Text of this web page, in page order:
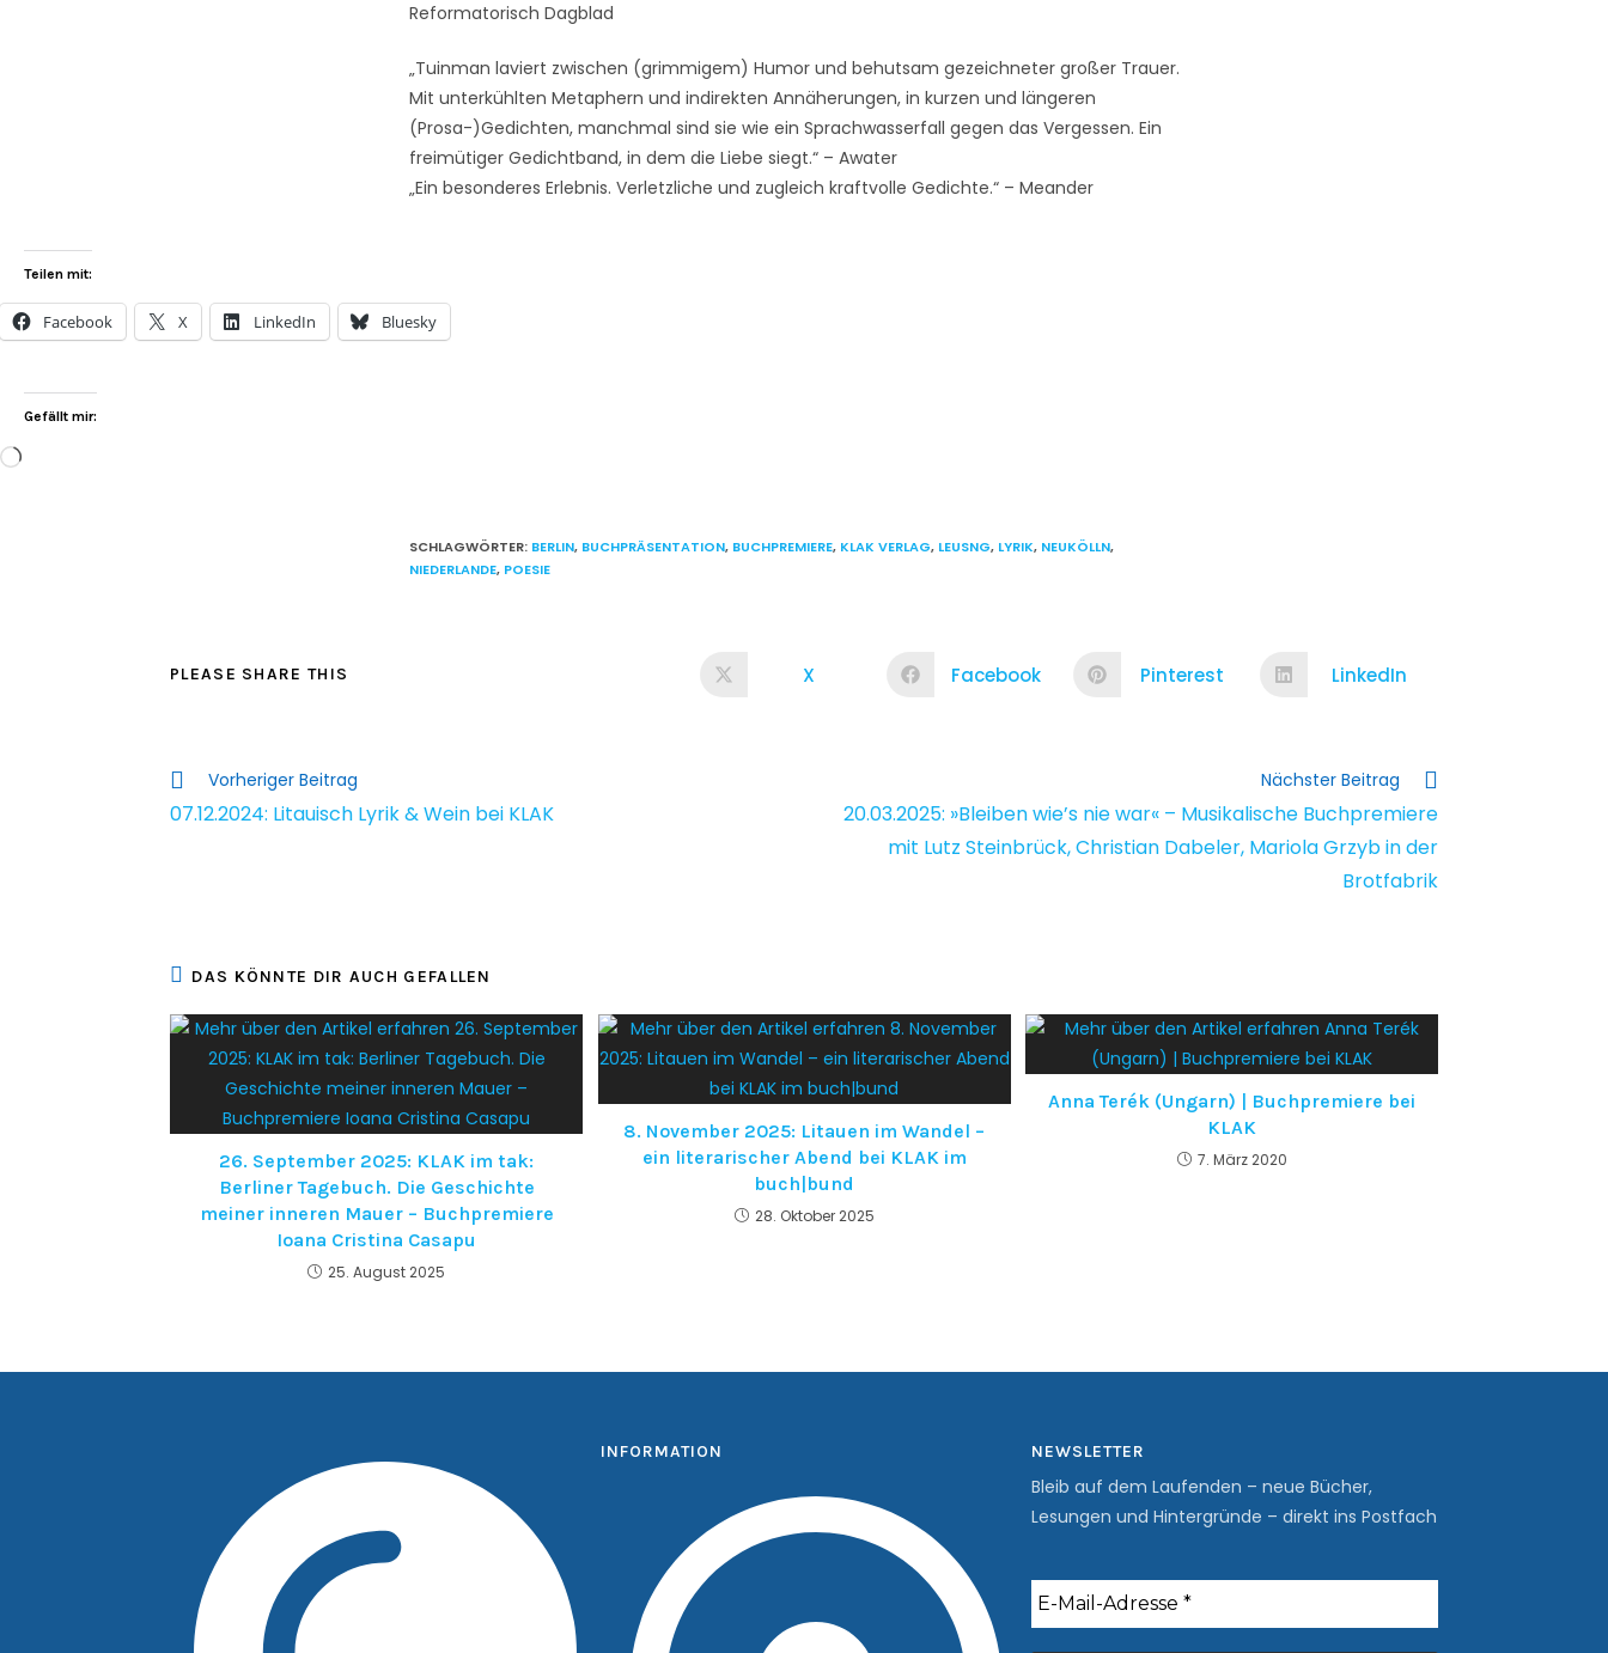
Reformatorisch Dagblad
„Tuinman laviert zwischen (grimmigem) Humor und behutsam gezeichneter großer Trauer.
Mit unterkühlten Metaphern und indirekten Annäherungen, in kurzen und längeren
(Prosa-)Gedichten, manchmal sind sie wie ein Sprachwasserfall gegen das Vergessen. Ein
freimütiger Gedichtband, in dem die Liebe siegt.“ – Awater
„Ein besonderes Erlebnis. Verletzliche und zugleich kraftvolle Gedichte.“ – Meander
Teilen mit:
Facebook X LinkedIn Bluesky
Gefällt mir:
SCHLAGWÖRTER: BERLIN, BUCHPRÄSENTATION, BUCHPREMIERE, KLAK VERLAG, LEUSNG, LYRIK, NEUKÖLLN,
NIEDERLANDE, POESIE
PLEASE SHARE THIS X Facebook Pinterest LinkedIn
Vorheriger Beitrag
07.12.2024: Litauisch Lyrik & Wein bei KLAK
Nächster Beitrag
20.03.2025: »Blei­ben wie’s nie war« – Musi­ka­li­sche Buch­pre­mie­re
mit Lutz Stein­brück, Chris­ti­an Dabe­ler, Mario­la Grzyb in der
Brotfabrik
DAS KÖNNTE DIR AUCH GEFALLEN
26. September 2025: KLAK im tak:
Berliner Tagebuch. Die Geschichte
meiner inneren Mauer – Buchpremiere
Ioana Cristina Casapu
25. August 2025
8. November 2025: Litauen im Wandel –
ein literarischer Abend bei KLAK im
buch|bund
28. Oktober 2025
Anna Terék (Ungarn) | Buchpremiere bei
KLAK
7. März 2020
INFORMATION NEWSLETTER
Bleib auf dem Laufenden – neue Bücher,
Lesungen und Hintergründe – direkt ins Postfach